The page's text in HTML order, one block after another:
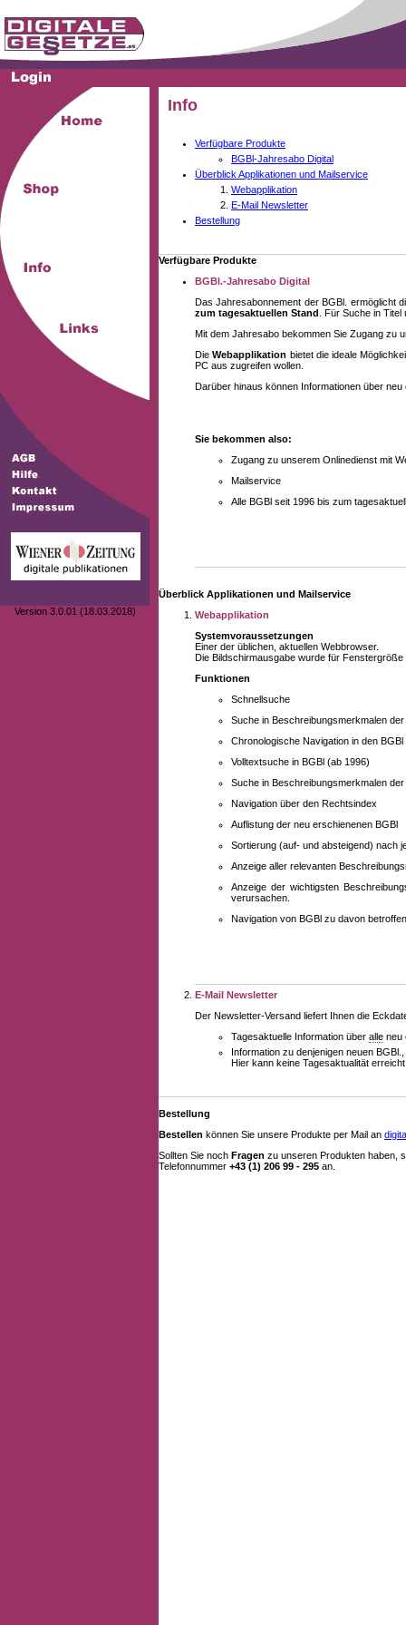
Version 3.0.01 (18.03.2018)
Info
Verfügbare Produkte
BGBl-Jahresabo Digital
Überblick Applikationen und Mailservice
Webapplikation
E-Mail Newsletter
Bestellung
Verfügbare Produkte
BGBl.-Jahresabo Digital
Das Jahresabonnement der BGBl. ermöglicht
zum tagesaktuellen Stand . Für Suche in
Mit dem Jahresabo bekommen Sie Zugang zu
DieWebapplikation bietet die ideale
PC aus zugreifen wollen.
Darüber hinaus können Informationen über
Sie bekommen also:
Zugang zu unserem Onlinedienst mit
Mailservice
Alle BGBl seit 1996 bis zum
Überblick Applikationen und Mailservice
Webapplikation
Systemvoraussetzungen
Einer der üblichen, aktuellen Webbrowser.
Die Bildschirmausgabe wurde für
Funktionen
Schnellsuche
Suche in Beschreibungsmerkmalen
Chronologische Navigation in den BGBl
Volltextsuche in BGBl (ab 1996)
Suche in Beschreibungsmerkmalen
Navigation über den Rechtsindex
Auflistung der neu erschienenen BGBl
Sortierung (auf- und absteigend) nach
Anzeige aller relevanten
Anzeige der wichtigsten
verursachen.
Navigation von BGBl zu davon
E-Mail Newsletter
Der Newsletter-Versand liefert Ihnen die
Tagesaktuelle Information über alle neu
Information zu denjenigen neuen
Hier kann keine Tagesaktualität
Bestellung
Bestellen können Sie unsere Produkte per Mail an
Sollten Sie noch Fragen zu unseren Produkten haben,
Telefonnummer +43 (1) 206 99 - 295 an.